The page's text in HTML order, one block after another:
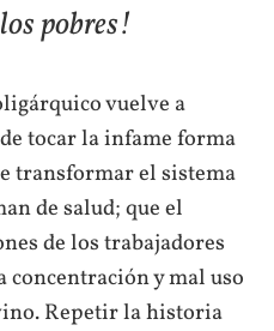
pobres!
vuelve a
tocar la infame forma
transformar el sistema
de salud; que el
de los trabajadores
concentración y mal uso
Repetir la historia